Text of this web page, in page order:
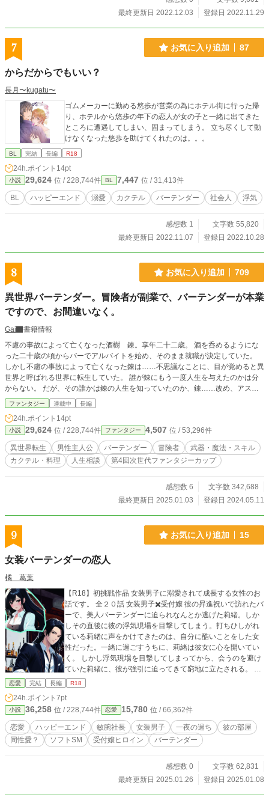
最終更新日 2022.12.03
登録日 2022.11.29
7 お気に入り追加 87
からだからでもいい？
長月〜kugatu〜
ゴムメーカーに勤める悠歩が営業の為にホテル街に行った帰
り、ホテルから悠歩の年下の恋人が女の子と一緒に出てきた
ところに遭遇してしまい、固まってしまう。 立ち尽くして動
けなくなった悠歩を助けてくれたのは。。。
BL 完結 長編 R18
24h.ポイント 14pt
小説 29,624 位 / 228,744件 BL 7,447 位 / 31,413件
BL ハッピーエンド 溺愛 カクテル バーテンダー 社会人 浮気
感想数 1
文字数 55,820
最終更新日 2022.11.07
登録日 2022.10.28
8 お気に入り追加 709
異世界バーテンダー。冒険者が副業で、バーテンダーが本業
ですので、お間違いなく。
Gai
書籍情報
不慮の事故によって亡くなった酒樹 錬。享年二十二歳。 酒を呑めるようにな
った二十歳の頃からバーでアルバイトを始め、そのまま就職が決定していた。
しかし不慮の事故によって亡くなった錬は……不思議なことに、目が覚めると異
世界と呼ばれる世界に転生していた。 誰が錬にもう一度人生を与えたのかは分
からない。 だが、その誰かは錬の人生を知っていたのか、錬……改め、アスト
に特別な力を二つ与えた。 「いらっしゃいませ。こちらが当店のメニューにな
ります」 その後成長したアストは朝から夕方までは冒険者として活動し、夜は
屋台バーテンダーとして……巡り合うお客様たちに最高の一杯を届けるため、今
日もカクテルを作る。 ---------------------- この作品を読んで、カクテルに興味を持
っていただけると、作者としては幸いです。
ファンタジー 連載中 長編
24h.ポイント 14pt
小説 29,624 位 / 228,744件 ファンタジー 4,507 位 / 53,296件
異世界転生 男性主人公 バーテンダー 冒険者
武器・魔法・スキル
カクテル・料理
人生相談 第4回次世代ファンタジーカップ
感想数 6
文字数 342,688
最終更新日 2025.01.03
登録日 2024.05.11
9 お気に入り追加 15
女装バーテンダーの恋人
橘 葛葉
【R18】初挑戦作品 女装男子に溺愛されて成長する女性のお
話です。 全２０話 女装男子✖️受付嬢 彼の昇進祝いで訪れたバ
ーで、美人バーテンダーに迫られなんとか逃げた莉緒。しか
しその直後に彼の浮気現場を目撃してしまう。打ちひしがれ
ている莉緒に声をかけてきたのは、自分に酷いことをした女
性だった。一緒に過ごすうちに、莉緒は彼女に心を開いてい
く。 しかし浮気現場を目撃してしまってから、会うのを避け
ていた莉緒に、彼が強引に迫ってきて窮地に立たされる。 そ
れを救ったのは取引先の社長だった。
恋愛 完結 長編 R18
24h.ポイント 7pt
小説 36,258 位 / 228,744件 恋愛 15,780 位 / 66,362件
恋愛 ハッピーエンド 敏腕社長 女装男子 一夜の過ち
彼の部屋
同性愛？
ソフトSM 受付嬢ヒロイン バーテンダー
感想数 0
文字数 62,831
最終更新日 2025.01.26
登録日 2025.01.08